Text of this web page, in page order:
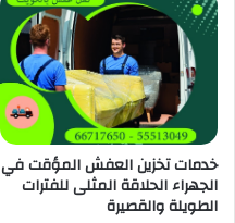
خدمات تخزين العفش المؤقت في
الجهراء الحلاقة المثلى للفترات
الطويلة والقصيرة